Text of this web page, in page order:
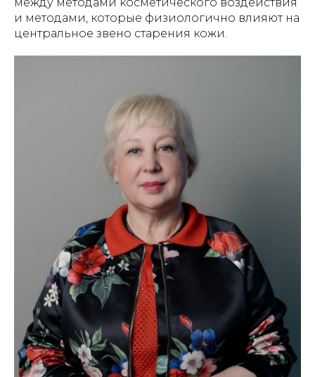
и методами, которые физиологично влияют на
центральное звено старения кожи.